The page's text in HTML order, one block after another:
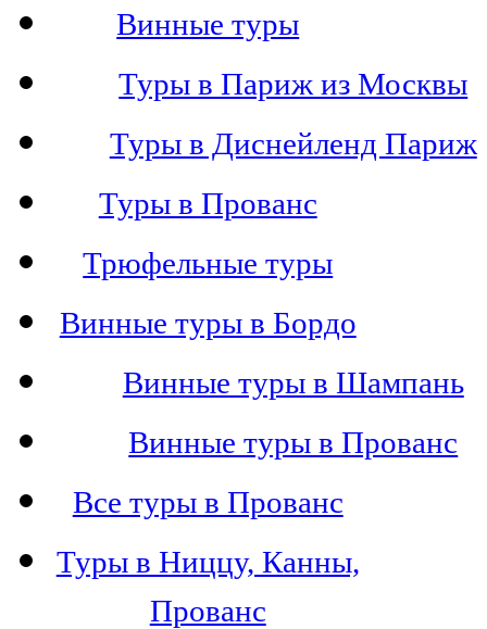
Винные туры
Туры в Париж из Москвы
Туры в Диснейленд Париж
Туры в Прованс
Трюфельные туры
Винные туры в Бордо
Винные туры в Шампань
Винные туры в Прованс
Все туры в Прованс
Туры в Ниццу, Канны,
Прованс